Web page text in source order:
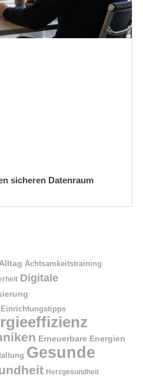
sicheren Datenraum
Achtsamkeitstraining
Digitale
Einrichtungstipps
Erneuerbare Energien
Gesunde
Herzgesundheit